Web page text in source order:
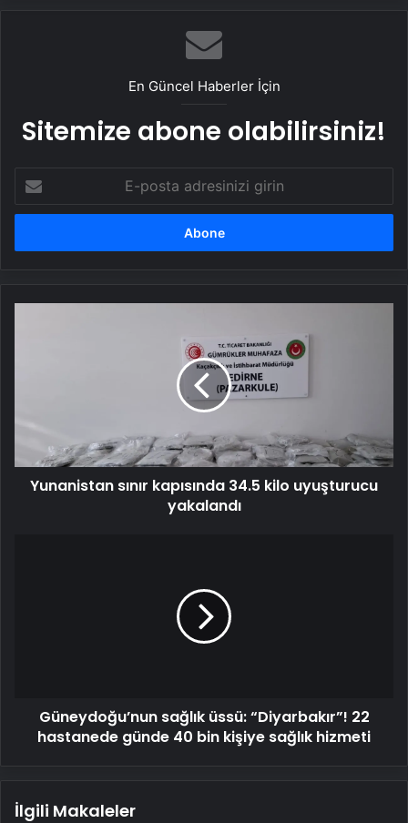
En Güncel Haberler İçin
Sitemize abone olabilirsiniz!
posta
adresinizi
Yunanistan sınır kapısında 34.5 kilo uyuşturucu
yakalandı
kişiye
sağlık
Güneydoğu’nun sağlık üssü: “Diyarbakır”! 22
hastanede günde 40 bin kişiye sağlık hizmeti
İlgili Makaleler